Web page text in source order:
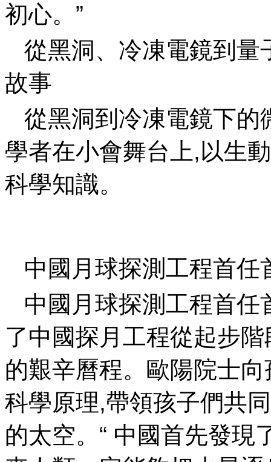
初心 。”
從黑洞、冷凍電鏡到
故事
從黑洞到冷凍電鏡下的微
學者在小會舞台上,以生
科學知識。
中國月球探測工程首
中國月球探測工程首
了中國探月工程從起步
的艱辛曆程。歐陽院
科學原理,帶領孩子們共
的太空。“ 中國首先發